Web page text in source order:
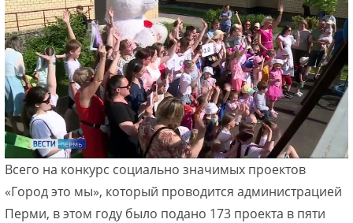
Всего на конкурс социально значимых проектов
«Город это мы», который проводится администрацией
Перми, в этом году было подано 173 проекта в пяти